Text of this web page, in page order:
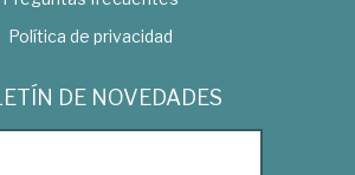
Política de privacidad
DE NOVEDADES